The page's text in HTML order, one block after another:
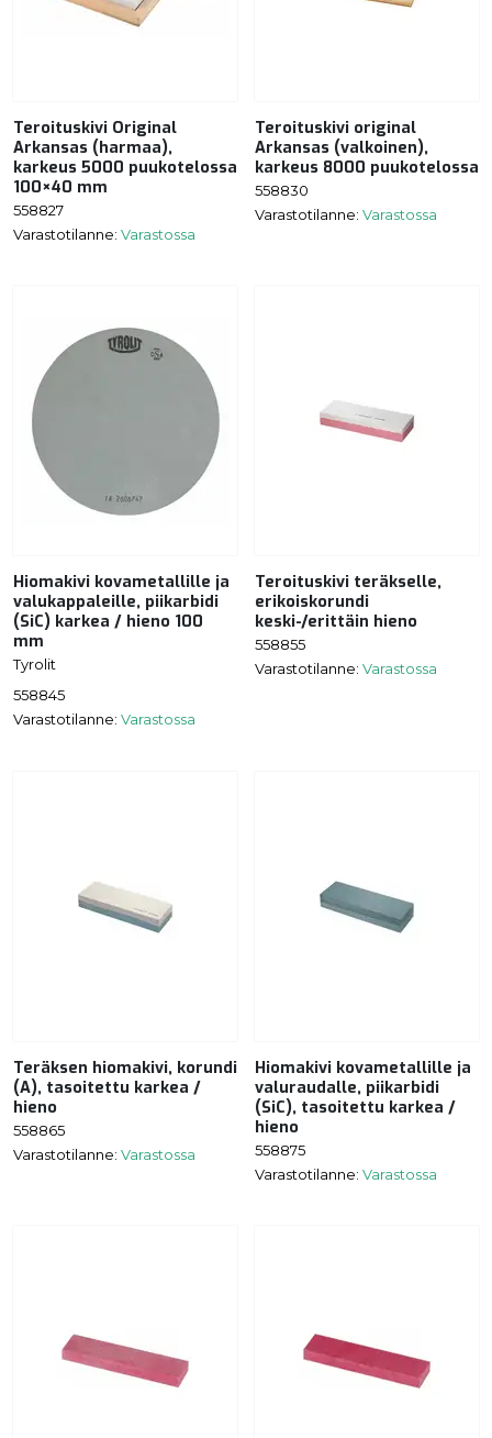
Teroituskivi Original
Arkansas (harmaa),
karkeus 5000 puukotelossa
100×40 mm
558827
Varastotilanne: Varastossa
Teroituskivi original
Arkansas (valkoinen),
karkeus 8000 puukotelossa
558830
Varastotilanne: Varastossa
Hiomakivi kovametallille ja
valukappaleille, piikarbidi
(SiC) karkea / hieno 100
mm
Tyrolit
558845
Varastotilanne: Varastossa
Teroituskivi teräkselle,
erikoiskorundi
keski-/erittäin hieno
558855
Varastotilanne: Varastossa
Teräksen hiomakivi, korundi
(A), tasoitettu karkea /
hieno
558865
Varastotilanne: Varastossa
Hiomakivi kovametallille ja
valuraudalle, piikarbidi
(SiC), tasoitettu karkea /
hieno
558875
Varastotilanne: Varastossa